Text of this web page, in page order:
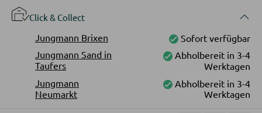
Couchtische
Beistelltische
SESSEL
Click & Collect
Jungmann Brixen
Sofort verfügbar
Jungmann Sand in
Taufers
Abholbereit in 3-4
Werktagen
Jungmann
Neumarkt
Abholbereit in 3-4
Werktagen